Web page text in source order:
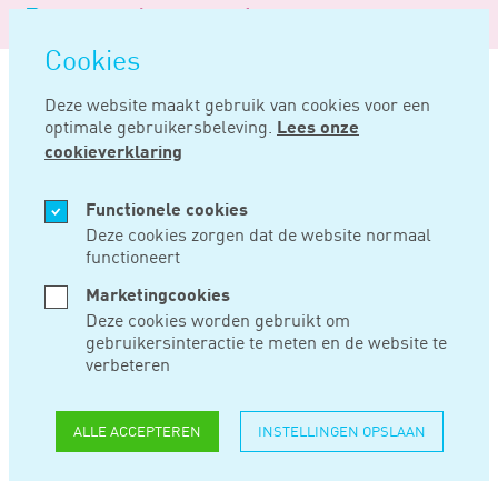
overslaan
Cookies
Deze website maakt gebruik van cookies voor een
optimale gebruikersbeleving. Lees onze
cookieverklaring
Functionele cookies
Deze cookies zorgen dat de website normaal
functioneert
Marketingcookies
Deze cookies worden gebruikt om
gebruikersinteractie te meten en de website te
verbeteren
ALLE ACCEPTEREN INSTELLINGEN OPSLAAN
Logo
Noord
Negentig
Home Nieuws
JUN 08, 2021
GEEN
ADMINISTRATIE
BIJHOUDEN IS
ONHERSTELBARE
SCHENDING